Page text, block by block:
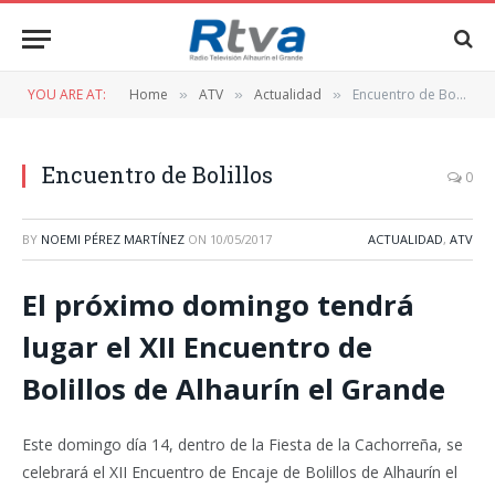
YOU ARE AT: Home » ATV » Actualidad » Encuentro de Bolillos
Encuentro de Bolillos 0
BY NOEMI PÉREZ MARTÍNEZ ON 10/05/2017 ACTUALIDAD, ATV
El próximo domingo tendrá
lugar el XII Encuentro de
Bolillos de Alhaurín el Grande
Este domingo día 14, dentro de la Fiesta de la Cachorreña, se
celebrará el XII Encuentro de Encaje de Bolillos de Alhaurín el